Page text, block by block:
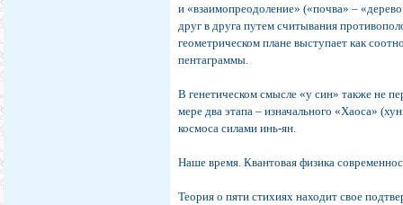
и «взаимопреодоление» («почва» –
друг в друга путем считывания
геометрическом плане выступает как
пентаграммы.
В генетическом смысле «у син» также не
мере два этапа – изначального «Хаоса»
космоса силами инь-ян.
Наше время. Квантовая физика
Теория о пяти стихиях находит свое